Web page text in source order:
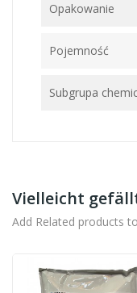
Opakowanie
Pojemność
Subgrupa
Vielleicht
Add Related products